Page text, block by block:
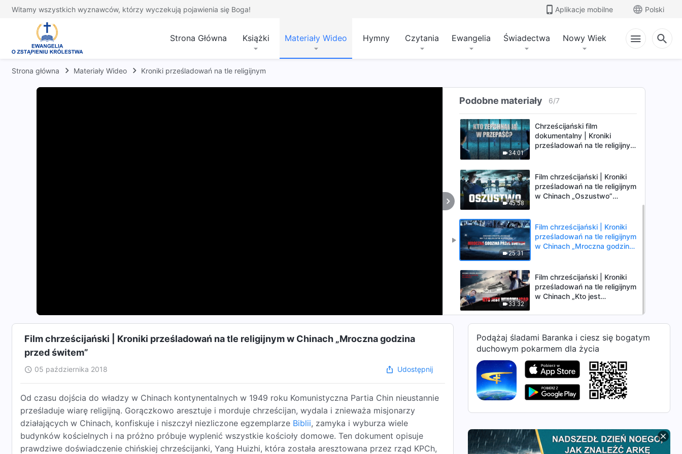
Witamy wszystkich wyznawców, którzy wyczekują pojawienia się Boga! Aplikacje mobilne Polski
Strona Główna Książki Materiały Wideo Hymny Czytania Ewangelia Świadectwa Nowy Wiek
Strona główna Materiały Wideo Kroniki prześladowań na tle religijnym
Podobne materiały 6/7
cierpienia”
dokumentalny | Kroniki
prześladowań na tle religijnym
39:45
faktach | Kroniki
w Chinach „Długa droga na
wygnaniu” (Dubbing PL)
34:01
Chrześcijański film
dokumentalny | Kroniki
prześladowań na tle religijnym
45:58
Film chrześcijański | Kroniki
prześladowań na tle religijnym
w Chinach „Oszustwo”
25:31
Film chrześcijański | Kroniki
prześladowań na tle religijnym
w Chinach „Mroczna godzina
33:32
Film chrześcijański | Kroniki
prześladowań na tle religijnym
w Chinach „Kto jest
Film chrześcijański | Kroniki prześladowań na tle religijnym w Chinach „Mroczna godzina
przed świtem”
05 października 2018 Udostępnij
Od czasu dojścia do władzy w Chinach kontynentalnych w 1949 roku Komunistyczna Partia Chin nieustannie
prześladuje wiarę religijną. Gorączkowo aresztuje i morduje chrześcijan, wydala i znieważa misjonarzy
działających w Chinach, konfiskuje i niszczył niezliczone egzemplarze Biblii, zamyka i wyburza wiele
budynków kościelnych i na próżno próbuje wyplenić wszystkie kościoły domowe. Ten dokument opisuje
prawdziwe doświadczenie chińskiej chrześcijanki, Yang Huizhi, która została aresztowana przez rząd KPCh,
Podążaj śladami Baranka i ciesz się bogatym
duchowym pokarmem dla życia